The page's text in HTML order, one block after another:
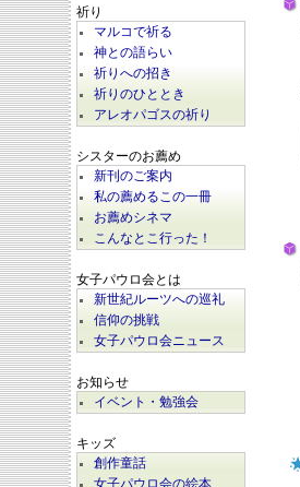
祈り
マルコで祈る
神との語らい
祈りへの招き
祈りのひととき
アレオパゴスの祈り
シスターのお薦め
新刊のご案内
私の薦めるこの一冊
お薦めシネマ
こんなとこ行った！
女子パウロ会とは
新世紀ルーツへの巡礼
信仰の挑戦
女子パウロ会ニュース
お知らせ
イベント・勉強会
キッズ
創作童話